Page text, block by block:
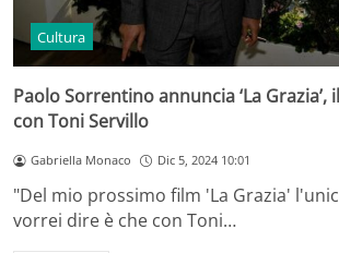
Cultura
Paolo Sorrentino annuncia ‘La
con Toni Servillo
Gabriella Monaco Dic 5, 2024 10:01
"Del mio prossimo film 'La Grazia'
vorrei dire è che con Toni…